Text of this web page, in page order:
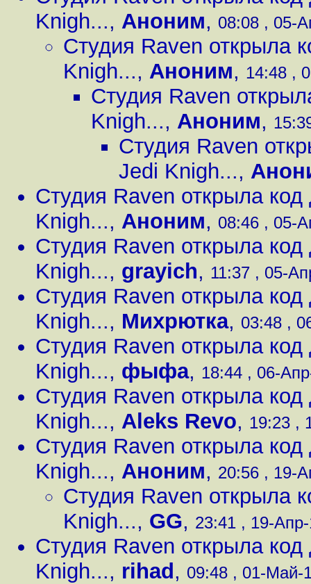
Knigh..., Аноним, 08:08 , 05-
Студия Raven открыла
Knigh..., Аноним, 14:48 ,
Студия Raven
Knigh..., Аноним,
Студия Raven
Jedi Knigh...,
Студия Raven открыла
Knigh..., Аноним, 08:46 , 05-
Студия Raven открыла
Knigh..., grayich, 11:37 , 05-
Студия Raven открыла
Knigh..., Михрютка, 03:48 ,
Студия Raven открыла
Knigh..., фыфа, 18:44 , 06-
Студия Raven открыла
Knigh..., Aleks Revo, 19:23 ,
Студия Raven открыла
Knigh..., Аноним, 20:56 , 19-
Студия Raven открыла
Knigh..., GG, 23:41 , 19-
Студия Raven открыла
Knigh..., rihad , 09:48 , 01-Май-